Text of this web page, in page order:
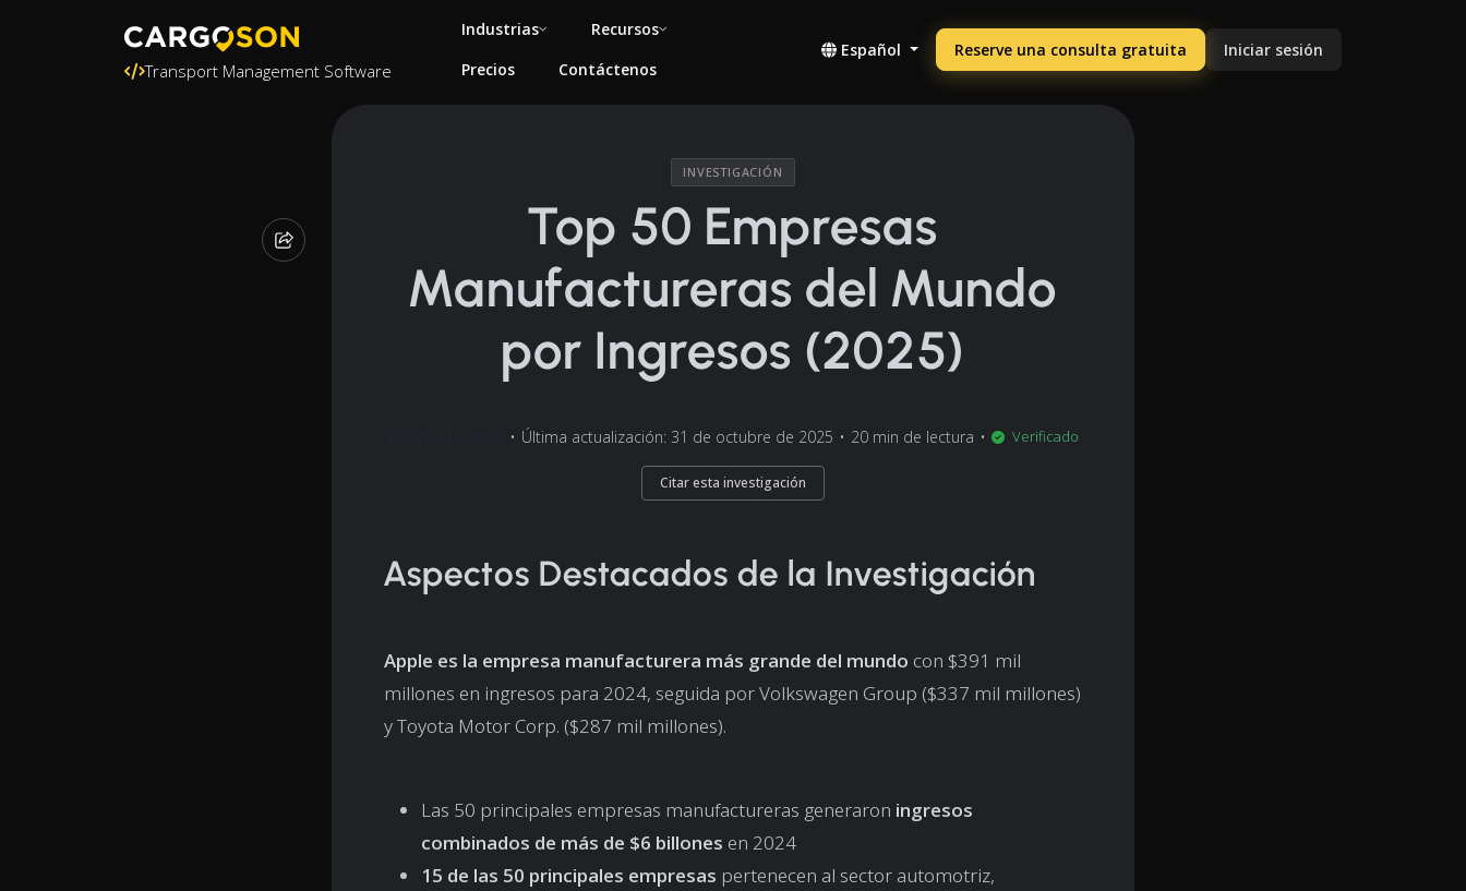
Transport Management Software
Industrias
Recursos
Precios
Contáctenos
Español Reserve una consulta gratuita Iniciar sesión
INVESTIGACIÓN
Top 50 Empresas
Manufactureras del Mundo
por Ingresos (2025)
• Última actualización: 31 de octubre de 2025 • 20 min de lectura • Verificado
Citar esta investigación
Aspectos Destacados de la Investigación
Apple es la empresa manufacturera más grande del mundo con $391 mil
millones en ingresos para 2024, seguida por Volkswagen Group ($337 mil millones)
y Toyota Motor Corp. ($287 mil millones).
Las 50 principales empresas manufactureras generaron ingresos
combinados de más de $6 billones en 2024
15 de las 50 principales empresas pertenecen al sector automotriz,